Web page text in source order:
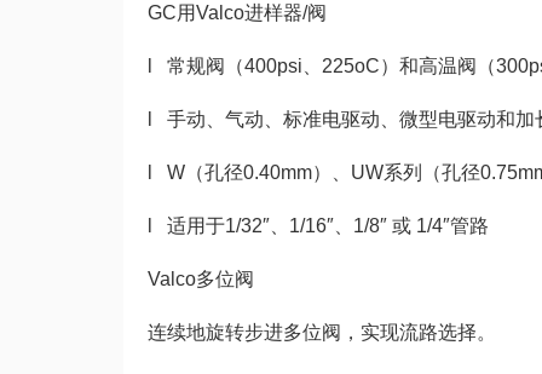
GC用Valco进样器/阀
l 常规阀（400psi、225oC）和高温阀（
l 手动、气动、标准电驱动、微型电驱动和加
l W（孔径0.40mm）、UW系列（孔径
l 适用于1/32″、1/16″、1/8″ 或 1/4″管路
Valco多位阀
连续地旋转步进多位阀，实现流路选择。